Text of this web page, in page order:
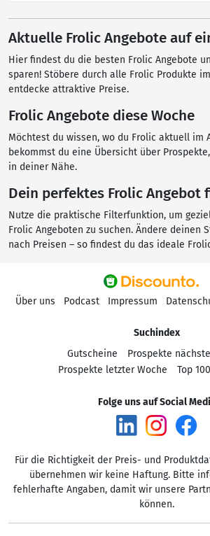
Aktuelle Frolic Angebote auf
Hier findest du die besten Frolic Angebote
sparen! Stöbere durch alle Frolic Produkte
entdecke attraktive Preise.
Frolic Angebote diese Woche
Möchtest du wissen, wo du Frolic aktuell im
bekommst du eine Übersicht über
in deiner Nähe.
Dein perfektes Frolic Angebot
Nutze die praktische Filterfunktion, um
Frolic Angeboten zu suchen. Ändere deinen
nach Preisen – so findest du das ideale
Über uns Podcast Impressum
Suchindex
Gutscheine
Prospekte
Prospekte letzter Woche
Top
Folge uns auf Social
Für die Richtigkeit der Preis- und
übernehmen wir keine Haftung. Bitte
fehlerhafte Angaben, damit wir unsere
können.